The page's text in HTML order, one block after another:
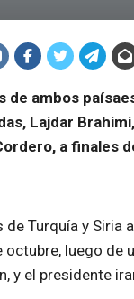
de ambos
Lajdar
a finales
de Turquía y Siria
luego de
y el presidente